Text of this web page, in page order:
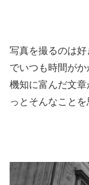
写真を撮るのは
でいつも時間が
機知に富んだ文
っとそんなことを